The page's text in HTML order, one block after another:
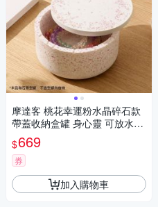
摩達客 桃花幸運粉水晶碎石款
帶蓋收納盒罐 身心靈 可放水晶
淨化能量 多用途首飾品精緻收
納容器 藝術創作風格擺件
$669
券
加入購物車